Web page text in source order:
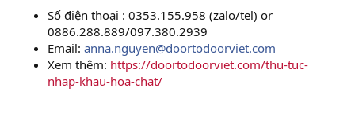
Số điện thoại : 0353.155.958 (zalo/tel) or
0886.288.889/097.380.2939
Email: anna.nguyen@doortodoorviet.com
Xem thêm: https://doortodoorviet.com/thu-tuc-
nhap-khau-hoa-chat/